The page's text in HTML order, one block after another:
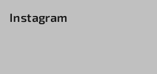
Instagram